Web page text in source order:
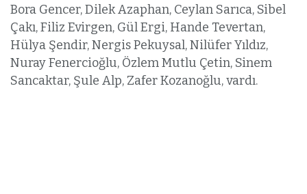
Bora Gencer, Dilek Azaphan, Ceylan Sarıca, Sibel
Çakı, Filiz Evirgen, Gül Ergi, Hande Tevertan,
Hülya Şendir, Nergis Pekuysal, Nilüfer Yıldız,
Nuray Fenercioğlu, Özlem Mutlu Çetin, Sinem
Sancaktar, Şule Alp, Zafer Kozanoğlu, vardı.